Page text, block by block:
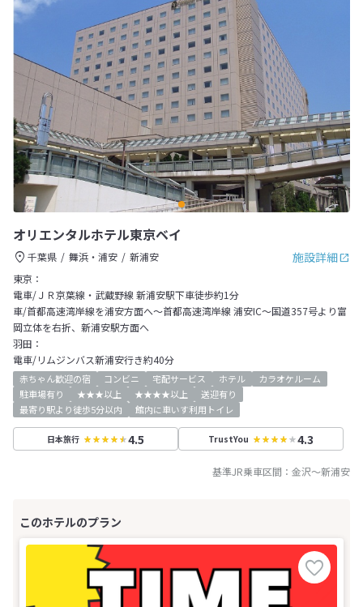
オリエンタルホテル東京ベイ
施設詳細
千葉県 舞浜・浦安
新浦安
東京：
電車/ＪＲ京葉線・武蔵野線 新浦安駅下車徒歩約1分
車/首都高速湾岸線を浦安方面へ～首都高速湾岸線 浦安IC～国道357号より富
岡立体を右折、新浦安駅方面へ
羽田：
電車/リムジンバス新浦安行き約40分
赤ちゃん歓迎の宿 コンビニ 宅配サービス ホテル
カラオケルーム
駐車場有り
★★★以上 ★★★★以上
送迎有り
最寄り駅より徒歩5分以内
館内に車いす利用トイレ
日本旅行 4.5 TrustYou 4.3
基準JR乗車区間： 金沢～新浦安